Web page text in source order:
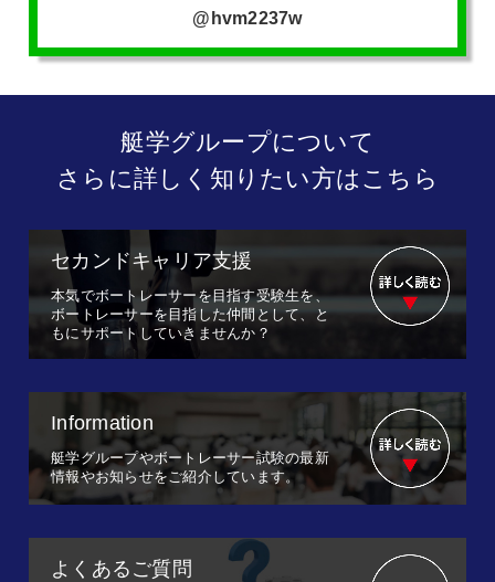
@hvm2237w
艇学グループについて
さらに詳しく知りたい方はこちら
セカンドキャリア支援
本気でボートレーサーを目指す受験生を、
ボートレーサーを目指した仲間として、と
もにサポートしていきませんか？
Information
艇学グループやボートレーサー試験の最新
情報やお知らせをご紹介しています。
よくあるご質問